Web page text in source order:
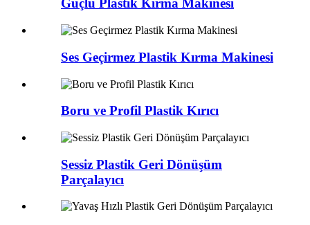
Güçlü Plastik Kırma Makinesi
Ses Geçirmez Plastik Kırma Makinesi
Boru ve Profil Plastik Kırıcı
Sessiz Plastik Geri Dönüşüm
Parçalayıcı